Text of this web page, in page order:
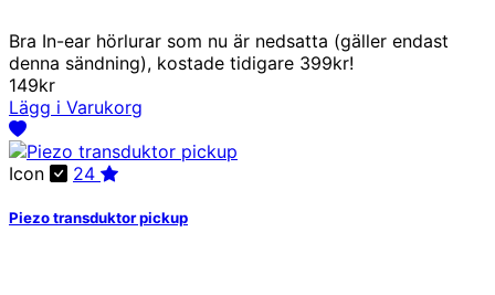
Bra In-ear hörlurar som nu är nedsatta (gäller endast
denna sändning), kostade tidigare 399kr!
149kr
Lägg i Varukorg
Icon 24
Piezo transduktor pickup